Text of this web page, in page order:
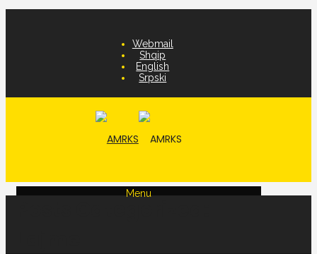
Webmail
Shqip
English
Srpski
Menu